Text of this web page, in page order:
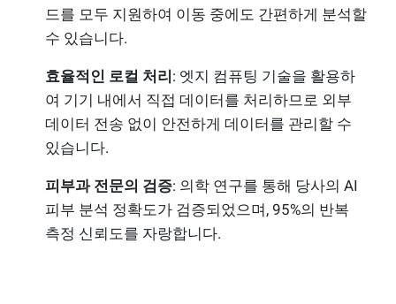
드를 모두 지원하여 이동 중에도 간편하게 분석할
수 있습니다.
효율적인 로컬 처리: 엣지 컴퓨팅 기술을 활용하
여 기기 내에서 직접 데이터를 처리하므로 외부
데이터 전송 없이 안전하게 데이터를 관리할 수
있습니다.
피부과 전문의 검증: 의학 연구를 통해 당사의 AI
피부 분석 정확도가 검증되었으며, 95%의 반복
측정 신뢰도를 자랑합니다.